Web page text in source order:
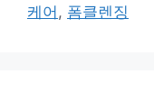
케어 , 폼클렌징